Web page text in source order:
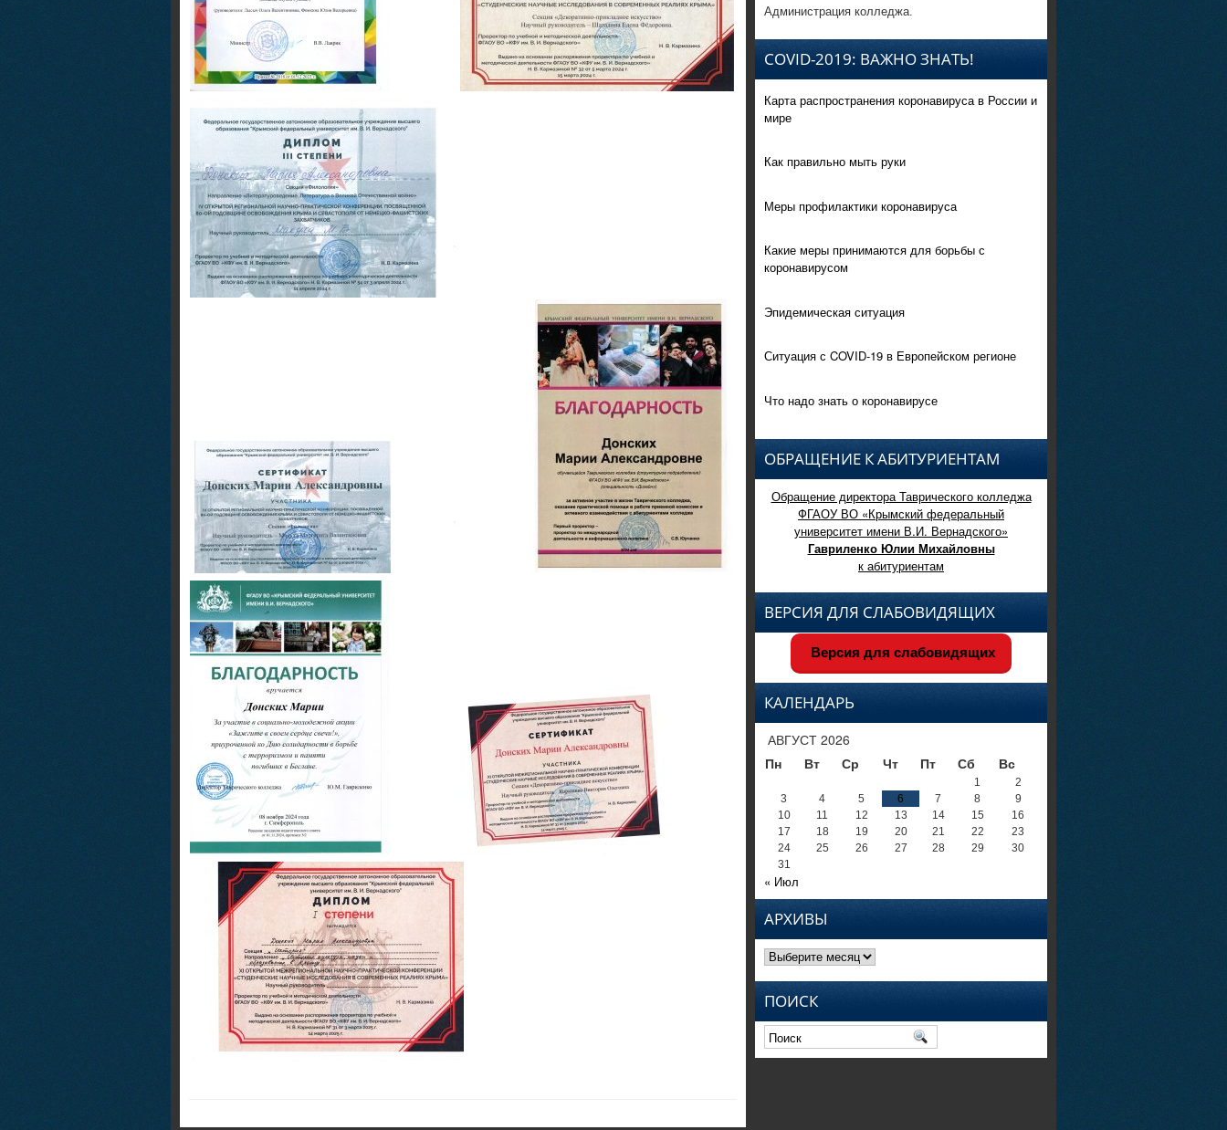
Администрация колледжа.
COVID-2019: ВАЖНО ЗНАТЬ!
Карта распространения коронавируса в России и
мире
Как правильно мыть руки
Меры профилактики коронавируса
Какие меры принимаются для борьбы с
коронавирусом
Эпидемическая ситуация
Ситуация с COVID-19 в Европейском регионе
Что надо знать о коронавирусе
ОБРАЩЕНИЕ К АБИТУРИЕНТАМ
Обращение директора Таврического колледжа
ФГАОУ ВО «Крымский федеральный
университет имени В.И. Вернадского»
Гавриленко Юлии Михайловны
к абитуриентам
ВЕРСИЯ ДЛЯ СЛАБОВИДЯЩИХ
Версия для слабовидящих
КАЛЕНДАРЬ
АВГУСТ 2026
Пн
Вт Ср Чт Пт Сб Вс
1
2
3
4 5 6 7 8
9
10
11 12 13 14 15
16
17
18 19 20 21 22
23
24
25 26 27 28 29
30
31
« Июл
АРХИВЫ
Архивы
ПОИСК